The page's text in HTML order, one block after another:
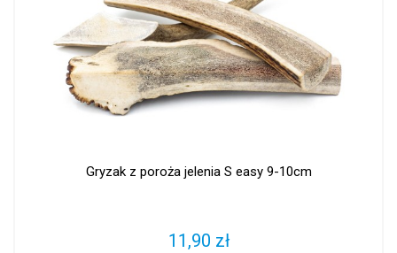
Gryzak z poroża jelenia S easy 9-10cm
11,90 zł